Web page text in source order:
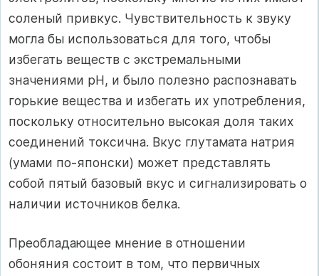
соленый привкус. Чувствительность к звуку
могла бы использоваться для того, чтобы
избегать веществ с экстремальными
значениями рН, и было полезно распознавать
горькие вещества и избегать их употребления,
поскольку относительно высокая доля таких
соединений токсична. Вкус глутамата натрия
(умами по-японски) может представлять
собой пятый базовый вкус и сигнализировать о
наличии источников белка.
Преобладающее мнение в отношении
обоняния состоит в том, что первичных